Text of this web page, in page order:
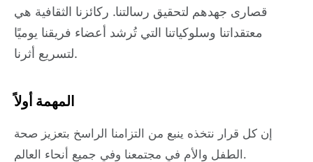
قصارى جهدهم لتحقيق رسالتنا. ركائزنا الثقافية هي
معتقداتنا وسلوكياتنا التي تُرشد أعضاء فريقنا يوميًا
لتسريع أثرنا.
المهمة أولاً
إن كل قرار نتخذه ينبع من التزامنا الراسخ بتعزيز صحة
الطفل والأم في مجتمعنا وفي جميع أنحاء العالم.